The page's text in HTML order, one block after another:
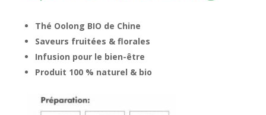
Thé Oolong BIO de Chine
Saveurs fruitées & florales
Infusion pour le bien-être
Produit 100 % naturel & bio